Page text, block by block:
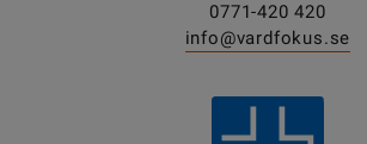
0771-420 420
info@vardfokus.se